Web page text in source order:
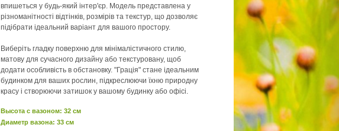
впишеться у будь-який інтер'єр. Модель представлена у
різноманітності відтінків, розмірів та текстур, що дозволяє
підібрати ідеальний варіант для вашого простору.
Виберіть гладку поверхню для мінімалістичного стилю,
матову для сучасного дизайну або текстуровану, щоб
додати особливість в обстановку. "Грація" стане ідеальним
будинком для ваших рослин, підкреслюючи їхню природну
красу і створюючи затишок у вашому будинку або офісі.
Высота c вазоном: 32 см
Диаметр вазона: 33 см